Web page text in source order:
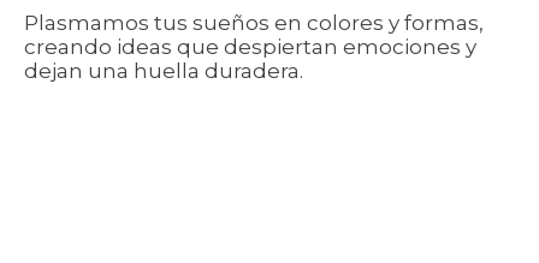
Plasmamos tus sueños en colores y formas,
creando ideas que despiertan emociones y
dejan una huella duradera.